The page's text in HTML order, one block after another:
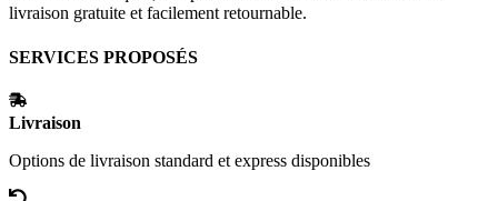
livraison gratuite et facilement retournable.
SERVICES PROPOSÉS
Livraison
Options de livraison standard et express disponibles